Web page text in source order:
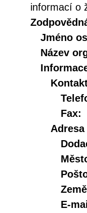
informací o
Jméno
Název
Fax:
Adresa
E-